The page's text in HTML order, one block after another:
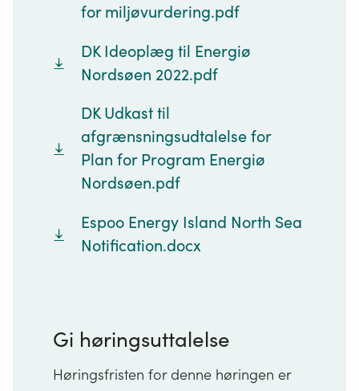
for miljøvurdering.pdf
DK Ideoplæg til Energiø
Nordsøen 2022.pdf
DK Udkast til
afgrænsningsudtalelse for
Plan for Program Energiø
Nordsøen.pdf
Espoo Energy Island North Sea
Notification.docx
Gi høringsuttalelse
Høringsfristen for denne høringen er